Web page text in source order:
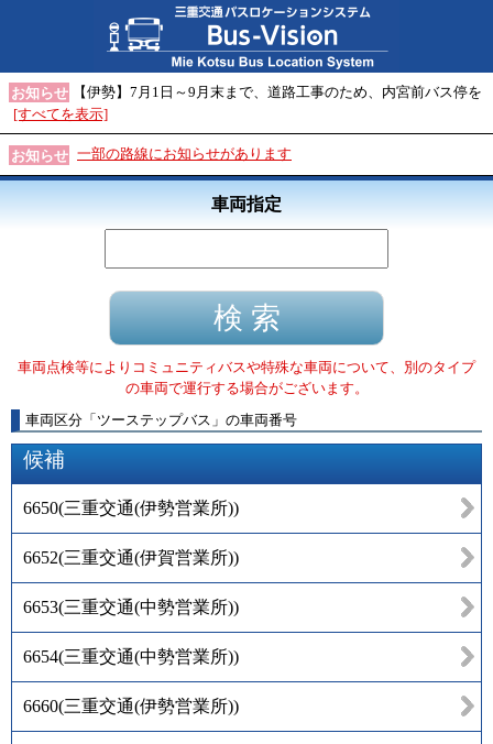
お知らせ
【伊勢】7月1日～9月末まで、道路工事のため、内宮前バス停を
[すべてを表示]
お知らせ 一部の路線にお知らせがあります
車両指定
車両点検等によりコミュニティバスや特殊な車両について、別のタイプ
の車両で運行する場合がございます。
車両区分 「 ツーステップバス 」 の車両番号
候補
6650(三重交通(伊勢営業所))
6652(三重交通(伊賀営業所))
6653(三重交通(中勢営業所))
6654(三重交通(中勢営業所))
6660(三重交通(伊勢営業所))